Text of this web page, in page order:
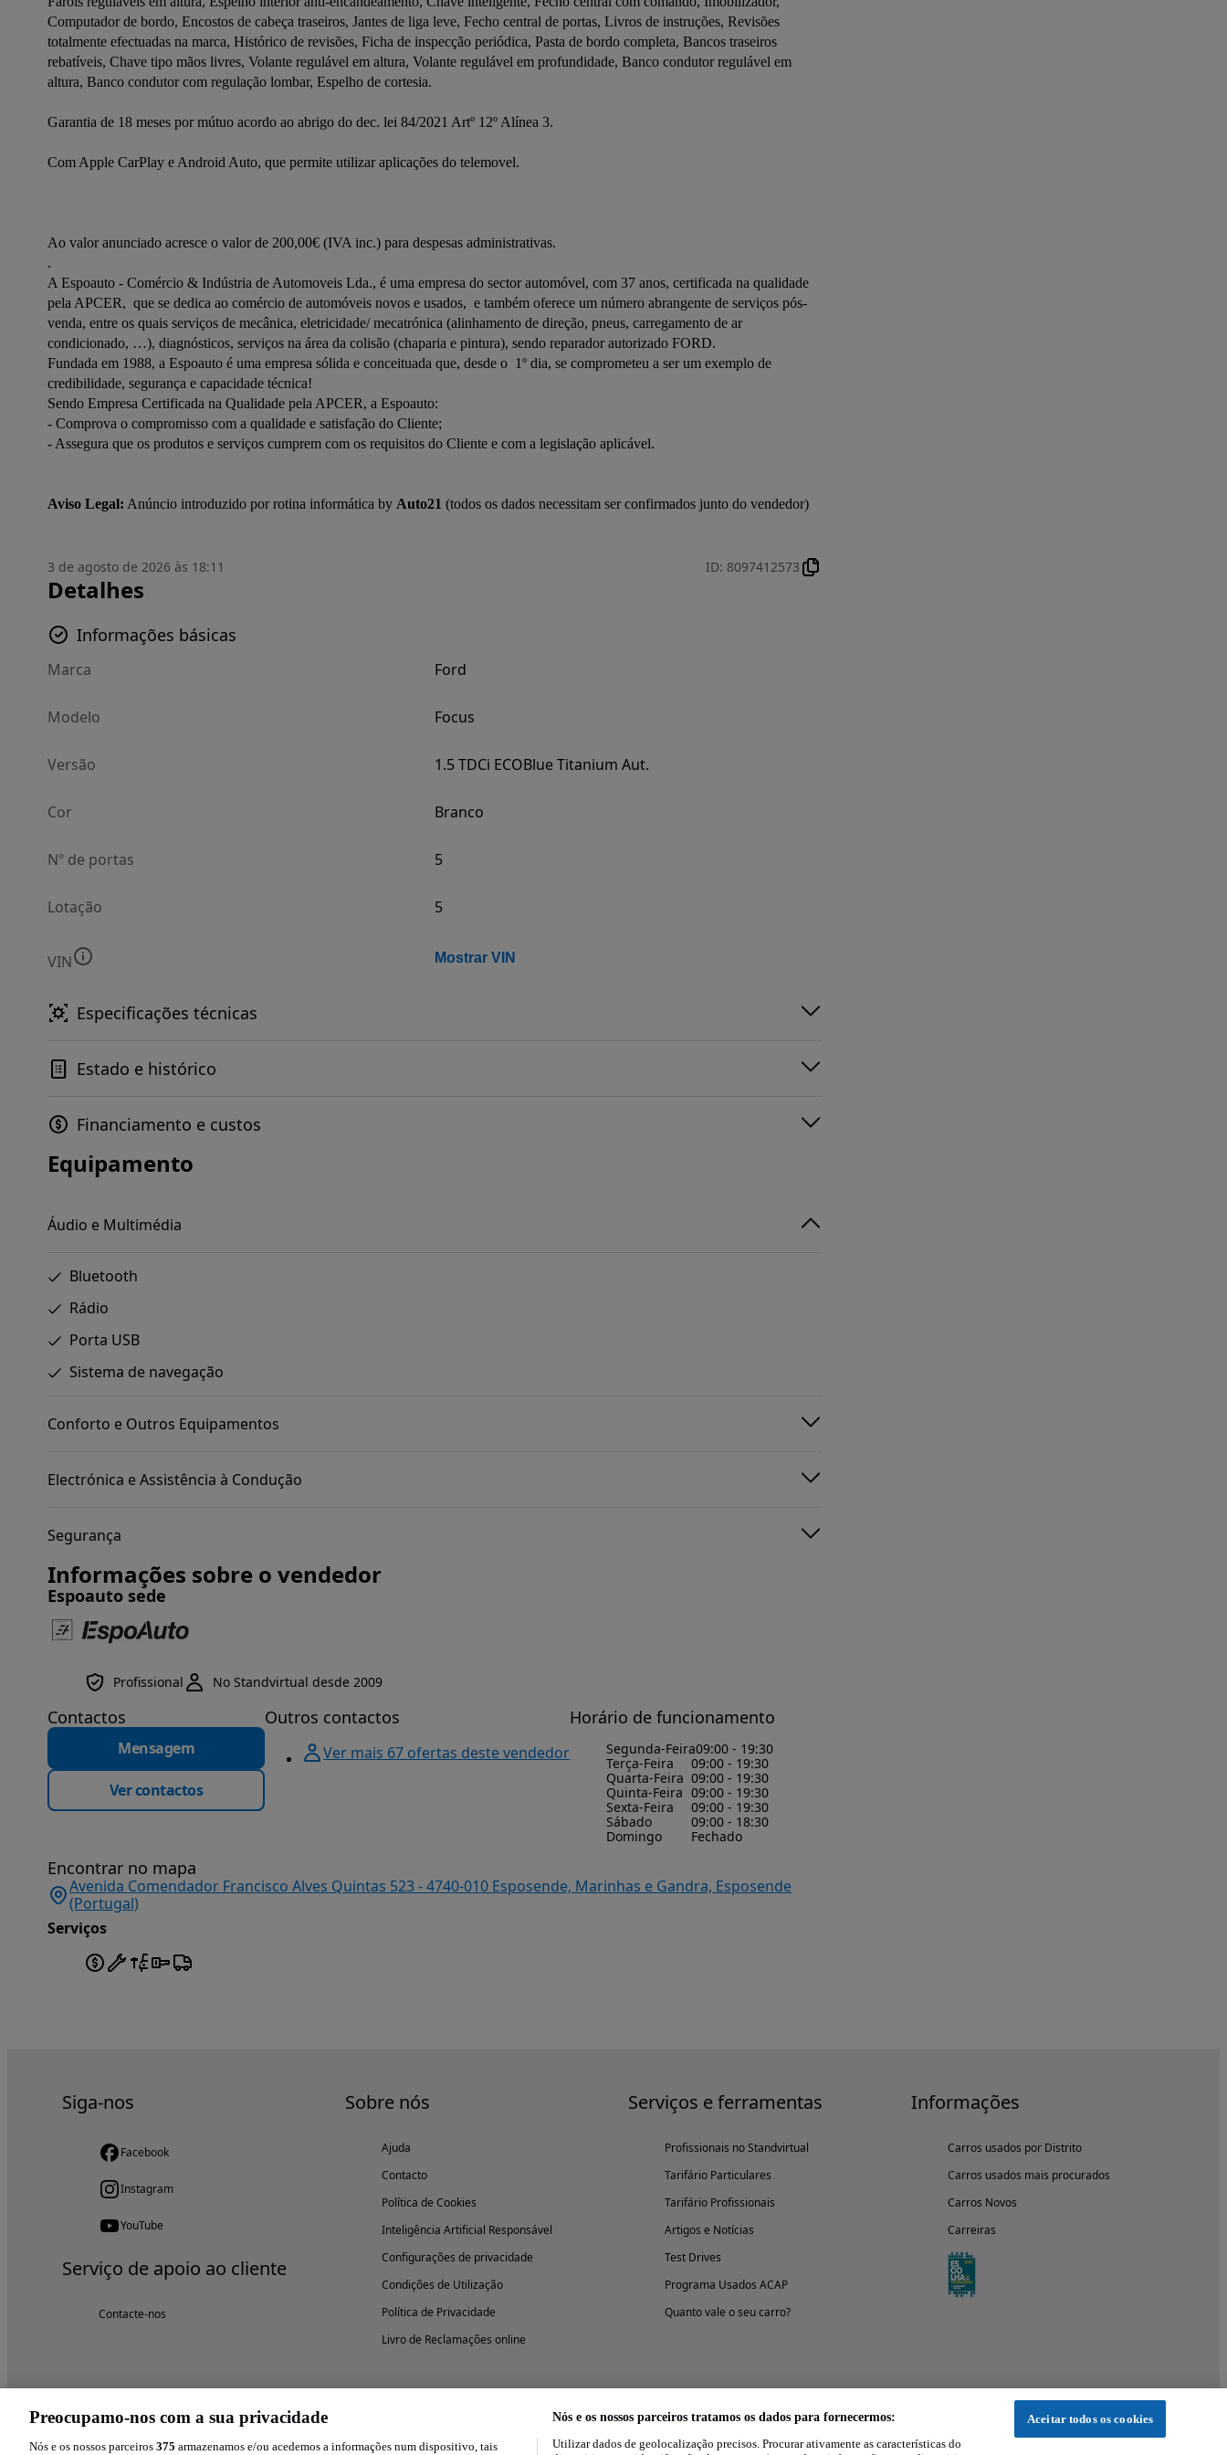
Computador de bordo, Encostos de cabeça traseiros, Jantes de liga leve, Fecho central de portas, Livros de instruções, Revisões
totalmente efectuadas na marca, Histórico de revisões, Ficha de inspecção periódica, Pasta de bordo completa, Bancos traseiros
rebatíveis, Chave tipo mãos livres, Volante regulável em altura, Volante regulável em profundidade, Banco condutor regulável em
altura, Banco condutor com regulação lombar, Espelho de cortesia.
Garantia de 18 meses por mútuo acordo ao abrigo do dec. lei 84/2021 Artº 12º Alínea 3.
Com Apple CarPlay e Android Auto, que permite utilizar aplicações do telemovel.
Ao valor anunciado acresce o valor de 200,00€ (IVA inc.) para despesas administrativas.
.
A Espoauto - Comércio & Indústria de Automoveis Lda., é uma empresa do sector automóvel, com 37 anos, certificada na qualidade
pela APCER,  que se dedica ao comércio de automóveis novos e usados,  e também oferece um número abrangente de serviços pós-
venda, entre os quais serviços de mecânica, eletricidade/ mecatrónica (alinhamento de direção, pneus, carregamento de ar
condicionado, …), diagnósticos, serviços na área da colisão (chaparia e pintura), sendo reparador autorizado FORD.
Fundada em 1988, a Espoauto é uma empresa sólida e conceituada que, desde o  1º dia, se comprometeu a ser um exemplo de
credibilidade, segurança e capacidade técnica!
Sendo Empresa Certificada na Qualidade pela APCER, a Espoauto:
- Comprova o compromisso com a qualidade e satisfação do Cliente;
- Assegura que os produtos e serviços cumprem com os requisitos do Cliente e com a legislação aplicável.
Aviso Legal: Anúncio introduzido por rotina informática by Auto21
3 de agosto de 2026 às 18:11 ID: 8097412573
Detalhes
Informações básicas
Marca Ford
Modelo Focus
Versão 1.5 TDCi ECOBlue Titanium Aut.
Cor Branco
Nº de portas 5
Lotação 5
VIN Mostrar VIN
Especificações técnicas
Estado e histórico
Financiamento e custos
Equipamento
Áudio e Multimédia
Bluetooth
Rádio
Porta USB
Sistema de navegação
Conforto e Outros Equipamentos
Electrónica e Assistência à Condução
Segurança
Informações sobre o vendedor
Espoauto sede
Profissional No Standvirtual desde 2009
Contactos
Mensagem
Ver contactos
Outros contactos
Ver mais 67 ofertas deste vendedor
Horário de funcionamento
Segunda-Feira09:00 - 19:30
Terça-Feira
09:00 - 19:30
Quarta-Feira 09:00 - 19:30
Quinta-Feira 09:00 - 19:30
Sexta-Feira
09:00 - 19:30
Sábado
09:00 - 18:30
Domingo
Fechado
Encontrar no mapa
Avenida Comendador Francisco Alves Quintas 523 - 4740-010 Esposende, Marinhas e Gandra, Esposende
(Portugal)
Serviços
Siga-nos
Facebook
Instagram
YouTube
Serviço de apoio ao cliente
Contacte-nos
Sobre nós
Ajuda
Contacto
Política de Cookies
Inteligência Artificial Responsável
Configurações de privacidade
Condições de Utilização
Política de Privacidade
Livro de Reclamações online
Serviços e ferramentas
Profissionais no Standvirtual
Tarifário Particulares
Tarifário Profissionais
Artigos e Notícias
Test Drives
Programa Usados ACAP
Quanto vale o seu carro?
Informações
Carros usados por Distrito
Carros usados mais procurados
Carros Novos
Carreiras
Preocupamo-nos com a sua privacidade
Nós e os nossos parceiros 375 armazenamos e/ou acedemos a informações num dispositivo, tais
Nós e os nossos parceiros tratamos os dados para fornecermos:
Utilizar dados de geolocalização precisos. Procurar ativamente as características do
Aceitar todos os cookies